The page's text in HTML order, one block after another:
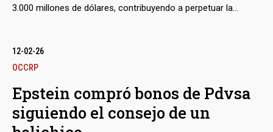
3.000 millones de dólares, contribuyendo a perpetuar la
la cadena de suministro de gigantes tecnológicos como
Apple y Nvidia, procesó buena parte del metal que se colaba
precioso
12-02-26
OCCRP
Epstein compró bonos de Pdvsa
siguiendo el consejo de un